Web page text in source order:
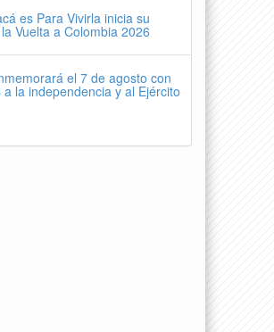
es Para Vivirla inicia su
Vuelta a Colombia 2026
el 7 de agosto con
a la independencia y al Ejército